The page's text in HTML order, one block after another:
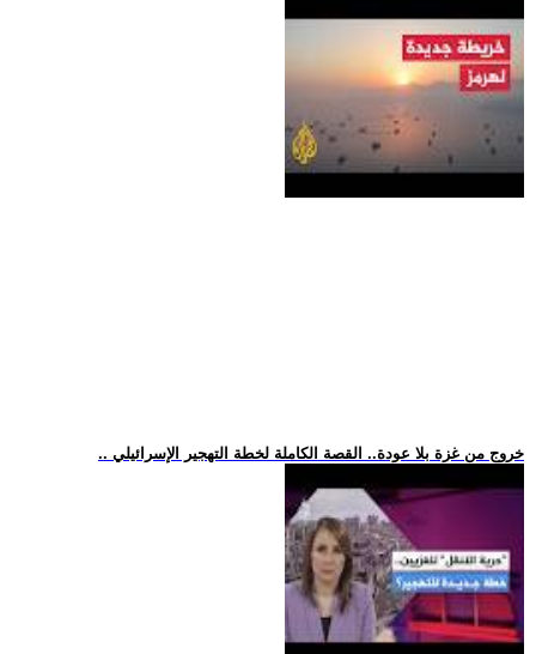
.. خروج من غزة بلا عودة.. القصة الكاملة لخطة التهجير الإسرائيلي